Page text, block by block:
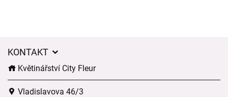
KONTAKT
Květinářství City Fleur
Vladislavova 46/3